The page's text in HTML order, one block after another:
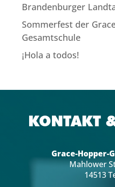
Brandenburger
Sommerfest der
Gesamtschule
¡Hola a todos!
KONTAKT
Grace-Hopper-
Mahlower
14513